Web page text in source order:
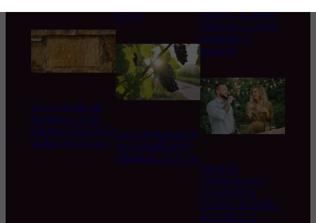
Une bouteille de
Romanée-Conti
adjugée 558.000
dollars, un record
terroir
Les conséquences
du réchauffement
climatique sur le vin
cet été ? Le grand
guide des 5 styles,
moments et
accords
L’Horloge
Champenoise :
Apprendre à
Déguster les Bulles
au Fil du Jour